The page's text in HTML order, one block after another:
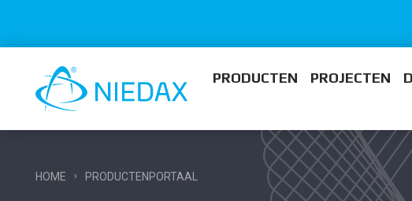
PRODUCTEN PROJECTEN
HOME PRODUCTENPORTAAL